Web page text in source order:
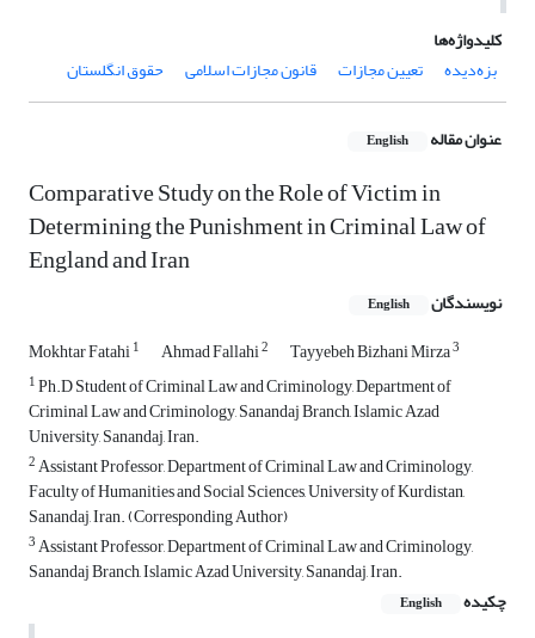
کلیدواژه‌ها
بزه‌دیده
تعیین مجازات قانون مجازات اسلامی حقوق انگلستان
عنوان مقاله English
Comparative Study on the Role of Victim in
Determining the Punishment in Criminal Law of
England and Iran
نویسندگان English
Mokhtar Fatahi1 Ahmad Fallahi2 Tayyebeh Bizhani Mirza3
1Ph.D Student of Criminal Law and Criminology, Department of
Criminal Law and Criminology, Sanandaj Branch, Islamic Azad
University, Sanandaj, Iran.
2Assistant Professor, Department of Criminal Law and Criminology,
Faculty of Humanities and Social Sciences, University of Kurdistan,
Sanandaj, Iran. (Corresponding Author)
3Assistant Professor, Department of Criminal Law and Criminology,
Sanandaj Branch, Islamic Azad University, Sanandaj, Iran.
چکیده
English